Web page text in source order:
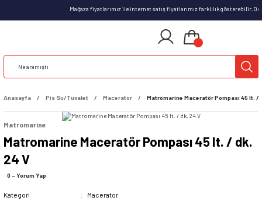
Mağaza fiyatlarımız ile internet satış fiyatlarımız farklılık
Anasayfa Pis Su/Tuvalet Macerator Matromarine Maceratör Pompası 45 lt. /
Matromarine
Matromarine Maceratör Pompası 45 lt. / dk.
24 V
0 - Yorum Yap
Kategori
Macerator